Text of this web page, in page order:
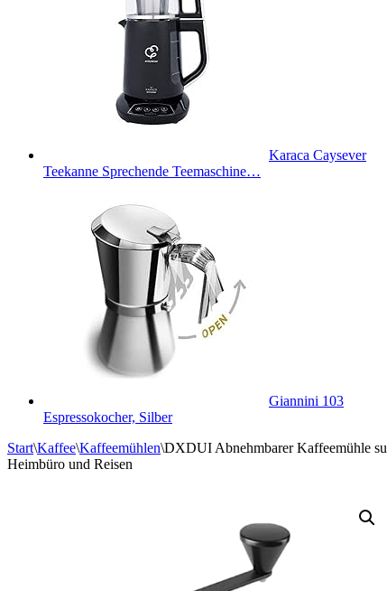
Karaca Caysever
Teekanne Sprechende Teemaschine…
Giannini 103
Espressokocher, Silber
Start\Kaffee\Kaffeemühlen\DXDUI Abnehmbarer Kaffeemühle
Heimbüro und Reisen